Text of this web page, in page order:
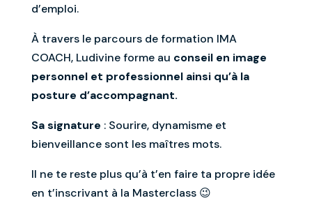
d’emploi.
À travers le parcours de formation IMA
COACH, Ludivine forme au conseil en image
personnel et professionnel ainsi qu’à la
posture d’accompagnant.
Sa signature : Sourire, dynamisme et
bienveillance sont les maîtres mots.
Il ne te reste plus qu’à t’en faire ta propre idée
en t’inscrivant à la Masterclass 😉